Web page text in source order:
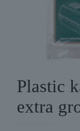
Plastic
extra